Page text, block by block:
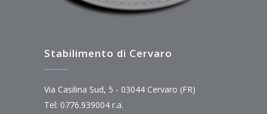
Stabilimento di Cervaro
Via Casilina Sud, 5 - 03044 Cervaro (FR)
Tel: 0776.939004 r.a.